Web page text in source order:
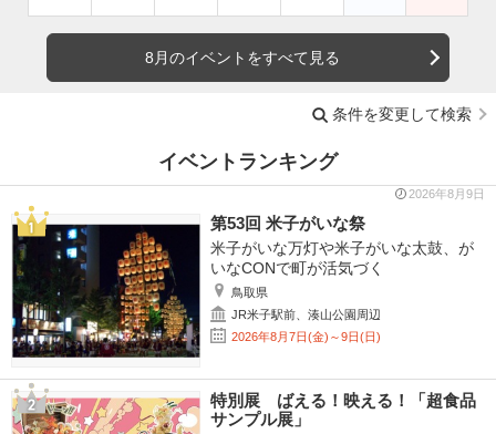
8月のイベントをすべて見る
条件を変更して検索
イベントランキング
2026年8月9日
第53回 米子がいな祭
米子がいな万灯や米子がいな太鼓、が
いなCONで町が活気づく
鳥取県
JR米子駅前、湊山公園周辺
2026年8月7日(金)～9日(日)
特別展 ばえる！映える！「超食品
サンプル展」